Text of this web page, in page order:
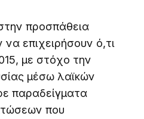
προσπάθεια
επιχειρήσουν ό,τι
με στόχο την
μέσω λαϊκών
παραδείγματα
που